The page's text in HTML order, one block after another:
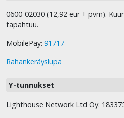
0600-02030 (12,92 eur + pvm).
tapahtuu.
MobilePay: 91717
Rahankeräyslupa
Y-tunnukset
Lighthouse Network Ltd Oy: